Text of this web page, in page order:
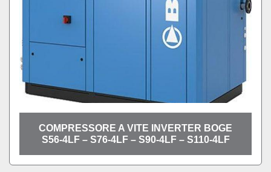
COMPRESSORE A VITE INVERTER BOGE
S56-4LF – S76-4LF – S90-4LF – S110-4LF